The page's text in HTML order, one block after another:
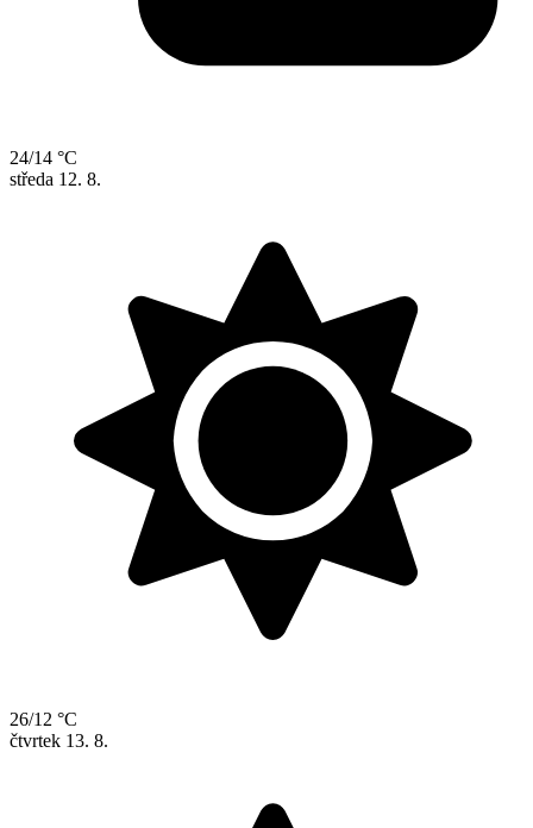
24/14 °C
středa 12. 8.
26/12 °C
čtvrtek 13. 8.